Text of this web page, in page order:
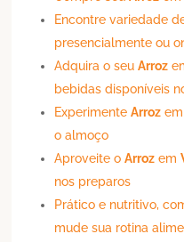
Encontre variedade
presencialmente ou
Adquira o seuArroz
bebidas disponíveis
ExperimenteArroz
o almoço
Aproveite oArroz em
nos preparos
Prático e nutritivo,
mude sua rotina